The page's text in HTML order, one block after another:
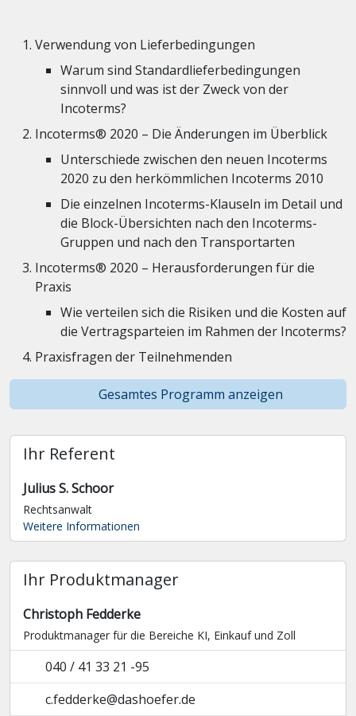
Verwendung von Lieferbedingungen
Warum sind Standardlieferbedingungen
sinnvoll und was ist der Zweck von der
Incoterms?
Incoterms® 2020 – Die Änderungen im Überblick
Unterschiede zwischen den neuen Incoterms
2020 zu den herkömmlichen Incoterms 2010
Die einzelnen Incoterms-Klauseln im Detail und
die Block-Übersichten nach den Incoterms-
Gruppen und nach den Transportarten
Incoterms® 2020 – Herausforderungen für die
Praxis
Wie verteilen sich die Risiken und die Kosten auf
die Vertragsparteien im Rahmen der Incoterms?
Praxisfragen der Teilnehmenden
Gesamtes Programm anzeigen
Ihr Referent
Julius S. Schoor
Rechtsanwalt
Weitere Informationen
Ihr Produktmanager
Christoph Fedderke
Produktmanager für die Bereiche KI, Einkauf und Zoll
040 / 41 33 21 -95
c.fedderke@dashoefer.de